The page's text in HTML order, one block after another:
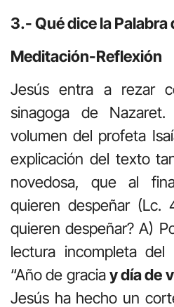
3.- Qué dice la Palabra
Meditación-Reflexión
Jesús entra a rezar
sinagoga de
volumen del profeta
explicación del texto
novedosa, que al
quieren despeñar (Lc.
quieren despeñar? A)
lectura incompleta del
“Año de graciay día de
Jesús ha hecho un